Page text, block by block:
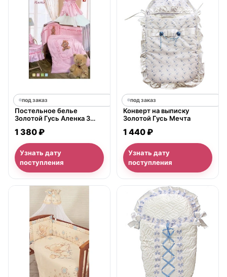
под заказ
Постельное белье
Золотой Гусь Аленка 3
1 380 ₽
Узнать дату
поступления
под заказ
Конверт на выписку
Золотой Гусь Мечта
1 440 ₽
Узнать дату
поступления